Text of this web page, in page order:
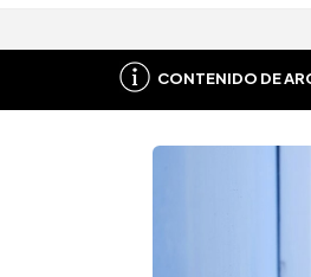
CONTENIDO DE